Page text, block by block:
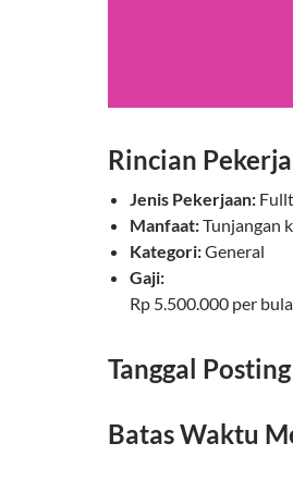
Rincian
Jenis Pekerjaan:
Manfaat:Tunjangan
Kategori:General
Gaji:
Rp 5.500.000 per
Tanggal Posting
Batas Waktu